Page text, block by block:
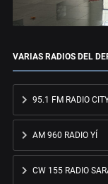
VARIAS RADIOS DEL
95.1 FM RADIO
AM 960 RADIO YÍ
CW 155 RADIO